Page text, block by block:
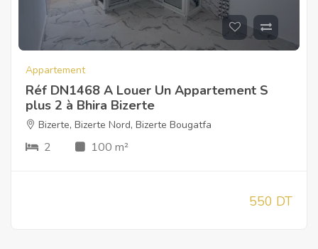
Appartement
Réf DN1468 A Louer Un Appartement S
plus 2 à Bhira Bizerte
Bizerte, Bizerte Nord, Bizerte Bougatfa
2 100 m²
550 DT